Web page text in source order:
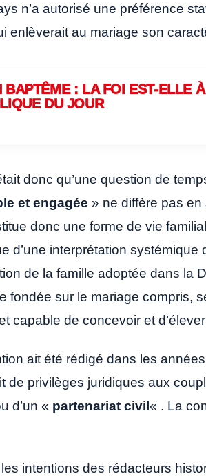
n’a autorisé une préférence
enlèverait au mariage son
BAPTÊME : LA FOI EST-ELLE
DU JOUR
donc qu’une question de
et engagée » ne diffère pas en
donc une forme de vie
interprétation systémique
de la famille adoptée dans la
fondée sur le mariage compris,
capable de concevoir et
ait été rédigé dans les
de privilèges juridiques aux
d’un « partenariat civil « . La
intentions des rédacteurs